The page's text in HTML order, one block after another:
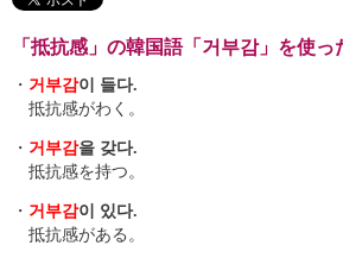
「抵抗感」の韓国語「거부감」を使っ
・ 거부감이 들다.
抵抗感がわく。
・ 거부감을 갖다.
抵抗感を持つ。
・ 거부감이 있다.
抵抗感がある。